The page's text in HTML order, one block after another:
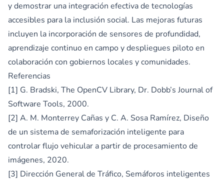
y demostrar una integración efectiva de tecnologías
accesibles para la inclusión social. Las mejoras futuras
incluyen la incorporación de sensores de profundidad,
aprendizaje continuo en campo y despliegues piloto en
colaboración con gobiernos locales y comunidades.
Referencias
[1] G. Bradski, The OpenCV Library, Dr. Dobb’s Journal of
Software Tools, 2000.
[2] A. M. Monterrey Cañas y C. A. Sosa Ramírez, Diseño
de un sistema de semaforización inteligente para
controlar flujo vehicular a partir de procesamiento de
imágenes, 2020.
[3] Dirección General de Tráfico, Semáforos inteligentes